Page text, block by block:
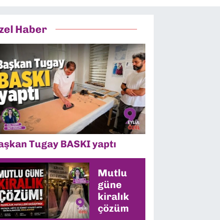
Haber
Tugay BASKI yaptı
Mutlu
güne
kiralık
çözüm